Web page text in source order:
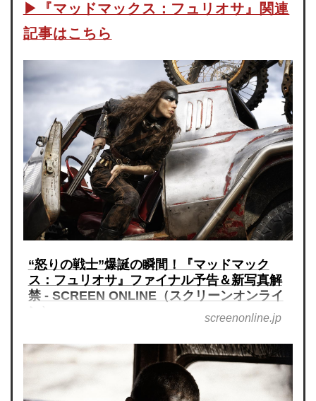
▶︎『マッドマックス：フュリオサ』関連
記事はこちら
“怒りの戦士”爆誕の瞬間！『マッドマック
ス：フュリオサ』ファイナル予告＆新写真解
禁 - SCREEN ONLINE（スクリーンオンライ
screenonline.jp